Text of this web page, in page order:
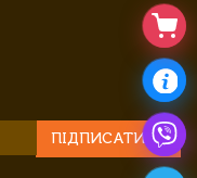
ПІДПИСАТИСЯ